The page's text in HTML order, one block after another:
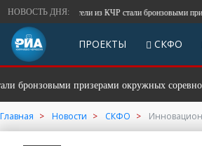
НОВОСТЬ ДНЯ:Спасатели из КЧР стали бронзовыми
ПРОЕКТЫ СКФО
призерами окружных
Главная Новости СКФО